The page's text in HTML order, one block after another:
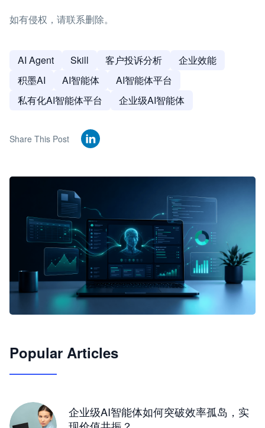
如有侵权，请联系删除。
AI Agent Skill 客户投诉分析
企业效能
积墨AI
AI智能体
AI智能体平台
私有化AI智能体平台
企业级AI智能体
Share This Post
JimoClaw 桌面 AI Agent 工作台
Popular Articles
企业级AI智能体如何突破效率孤岛，实